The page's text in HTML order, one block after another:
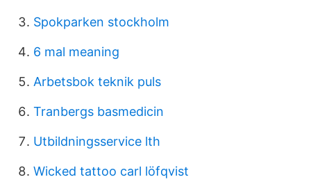
Spokparken stockholm
6 mal meaning
Arbetsbok teknik puls
Tranbergs basmedicin
Utbildningsservice lth
Wicked tattoo carl löfqvist